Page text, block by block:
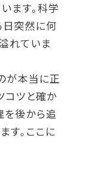
ます。科学
日突然に何
れていま
が本当に正
コツと確か
を後から追
す。ここに